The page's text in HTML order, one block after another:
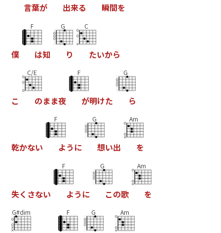
言葉が 出来る 瞬間を
僕
F
は知
G
り
C
たいから
こ
C/E
のまま夜
F
が明けた
G
ら
乾かない
F
よう に
G
想い出
Am
を
失く さない
F
よう に
G
この歌
Am
を
G#dim F G Am